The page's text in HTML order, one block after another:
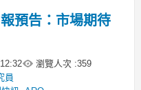
調整成效的關鍵時刻。分
損恐持續，營收則呈現
預告：市場期待
瀏覽人次 :359
員